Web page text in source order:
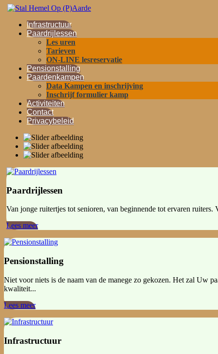
Ga
inhoud
Infrastructuur
Paardrijlessen
Les uren
Tarieven
ON-LINE lesreservatie
Pensionstalling
Paardenkampen
Data Kampen en inschrijving
Inschrijf formulier kamp
Activiteiten
Contact
Privacybeleid
Paardrijlessen
Van jonge ruitertjes tot senioren, van beginnende tot ervaren
Lees meer
Pensionstalling
Niet voor niets is de naam van de manege zo gekozen. Het zal Uw
kwaliteit...
Lees meer
Infrastructuur